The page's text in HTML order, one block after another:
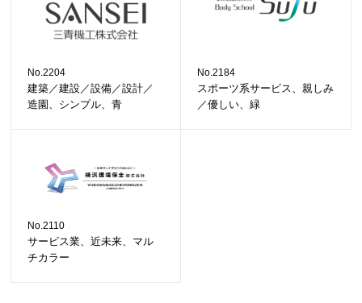
No.2204
建築／建設／設備／設計／
造園、シンプル、青
No.2184
スポーツ系サービス、親しみ
／優しい、緑
No.2110
サービス業、近未来、マル
チカラー